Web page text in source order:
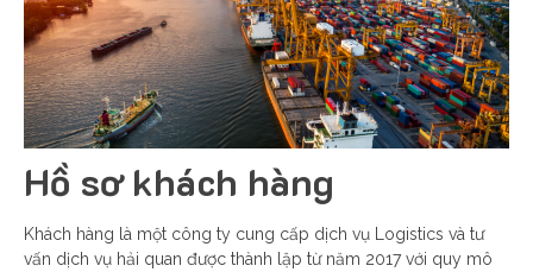
Hồ sơ khách hàng
Khách hàng là một công ty cung cấp dịch vụ Logistics và tư
vấn dịch vụ hải quan được thành lập từ năm 2017 với quy mô